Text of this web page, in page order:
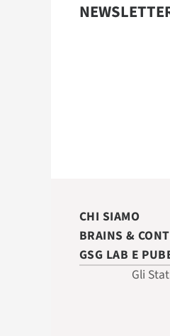
CHI SIAMO
BRAINS &
GSG LAB E
Gli